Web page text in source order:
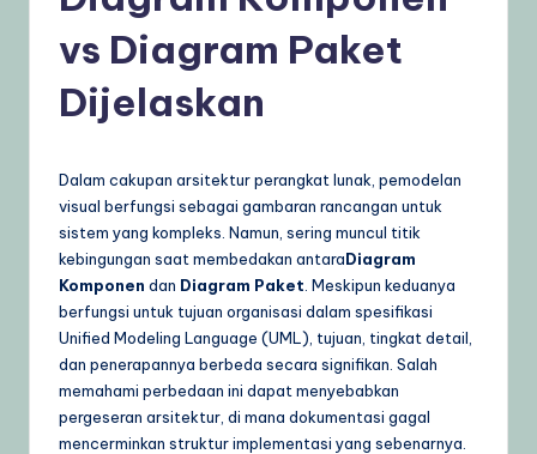
si
A
K
o
w
vs Diagram Paket
Dijelaskan
Dalam cakupan arsitektur perangkat lunak, pemodelan
visual berfungsi sebagai gambaran rancangan untuk
sistem yang kompleks. Namun, sering muncul titik
kebingungan saat membedakan antaraDiagram
Komponen dan Diagram Paket . Meskipun keduanya
berfungsi untuk tujuan organisasi dalam spesifikasi
Unified Modeling Language (UML), tujuan, tingkat detail,
dan penerapannya berbeda secara signifikan. Salah
memahami perbedaan ini dapat menyebabkan
pergeseran arsitektur, di mana dokumentasi gagal
mencerminkan struktur implementasi yang sebenarnya.